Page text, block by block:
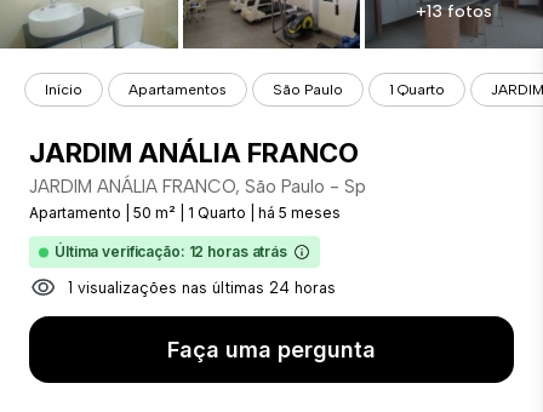
+13 fotos
Início Apartamentos São Paulo 1 Quarto
JARDIM ANÁLIA FRANCO
JARDIM ANÁLIA FRANCO, São Paulo - Sp
Apartamento 50 m² 1 Quarto há 5 meses
Última verificação: 12 horas atrás
1 visualizações nas últimas 24 horas
Faça uma pergunta